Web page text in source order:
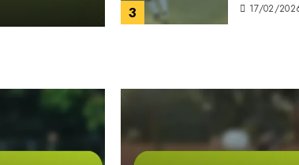
JULIAN REYES 18/02/2026 0
3 17/02/